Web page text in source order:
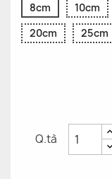
8cm 10cm
20cm
25cm
Q.tà